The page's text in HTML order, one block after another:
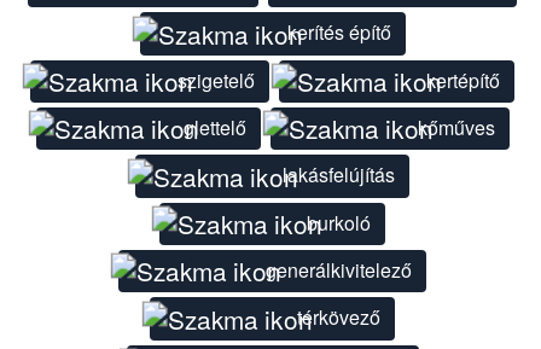
kerítés építő
szigetelő
kertépítő
glettelő
kőműves
lakásfelújítás
burkoló
generálkivitelező
térkövező